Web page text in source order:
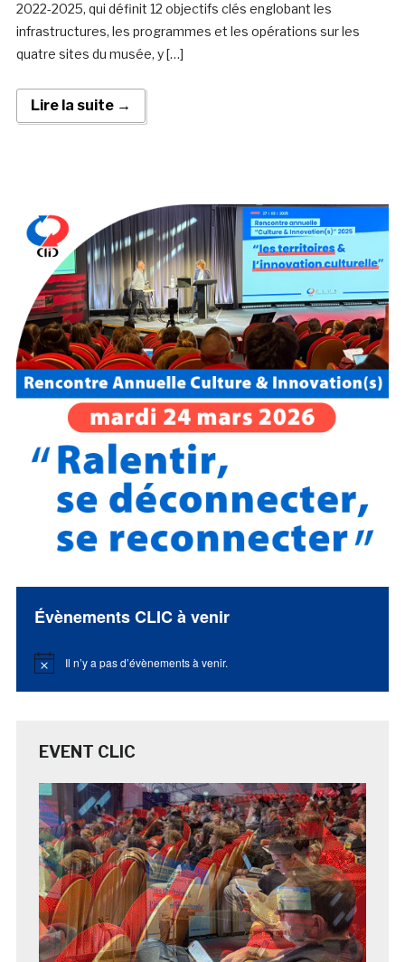
2022-2025, qui définit 12 objectifs clés englobant les
infrastructures, les programmes et les opérations sur les
quatre sites du musée, y […]
Lire la suite →
Évènements CLIC à venir
Notice Il n’y a pas d’évènements à venir.
EVENT CLIC